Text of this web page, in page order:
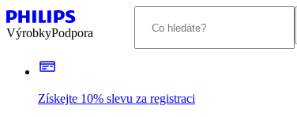
VýrobkyPodpora
Získejte 10% slevu za registraci